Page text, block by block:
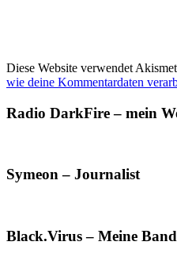
Diese Website verwendet
wie deine Kommentardaten
Radio DarkFire – mein
Symeon – Journalist
Black.Virus – Meine Band